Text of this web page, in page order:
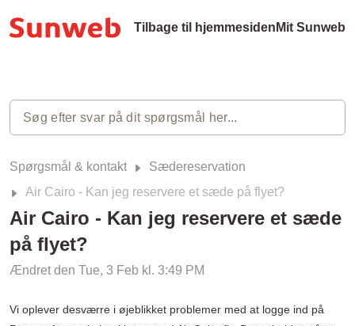
Tilbage til hjemmesiden Mit Sunweb
Spørgsmål & kontakt
Sædereservation
Air Cairo - Kan jeg reservere et sæde på flyet?
Air Cairo - Kan jeg reservere et sæde
på flyet?
Ændret den Tue, 3 Feb kl. 3:49 PM
Vi oplever desværre i øjeblikket problemer med at logge ind på